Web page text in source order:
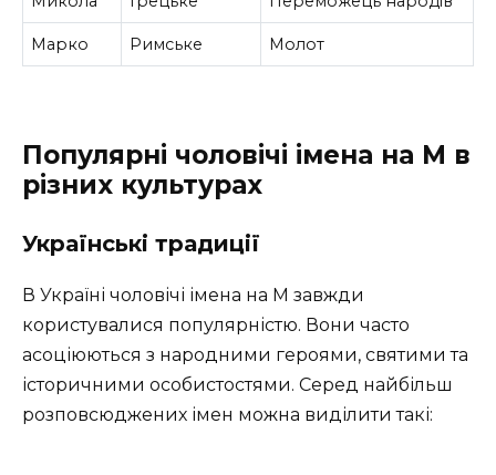
Марко Римське Молот
Популярні чоловічі імена на М в
різних культурах
Українські традиції
В Україні чоловічі імена на М завжди
користувалися популярністю. Вони часто
асоціюються з народними героями, святими та
історичними особистостями. Серед найбільш
розповсюджених імен можна виділити такі: